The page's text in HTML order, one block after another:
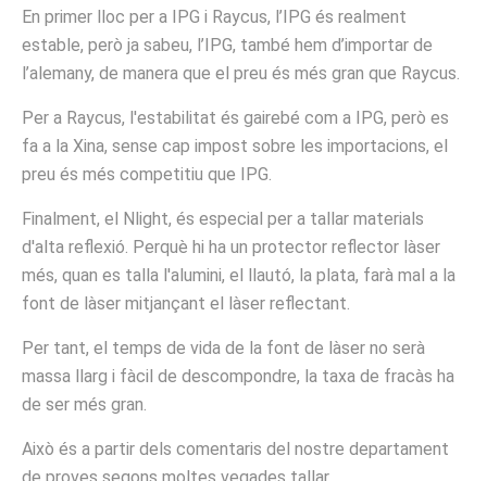
En primer lloc per a IPG i Raycus, l’IPG és realment
estable, però ja sabeu, l’IPG, també hem d’importar de
l’alemany, de manera que el preu és més gran que Raycus.
Per a Raycus, l'estabilitat és gairebé com a IPG, però es
fa a la Xina, sense cap impost sobre les importacions, el
preu és més competitiu que IPG.
Finalment, el Nlight, és especial per a tallar materials
d'alta reflexió. Perquè hi ha un protector reflector làser
més, quan es talla l'alumini, el llautó, la plata, farà mal a la
font de làser mitjançant el làser reflectant.
Per tant, el temps de vida de la font de làser no serà
massa llarg i fàcil de descompondre, la taxa de fracàs ha
de ser més gran.
Això és a partir dels comentaris del nostre departament
de proves segons moltes vegades tallar.